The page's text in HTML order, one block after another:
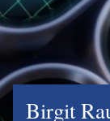
Birgit